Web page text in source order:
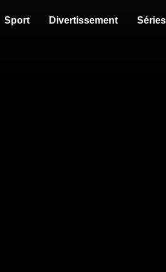
Sport Divertissement Séries